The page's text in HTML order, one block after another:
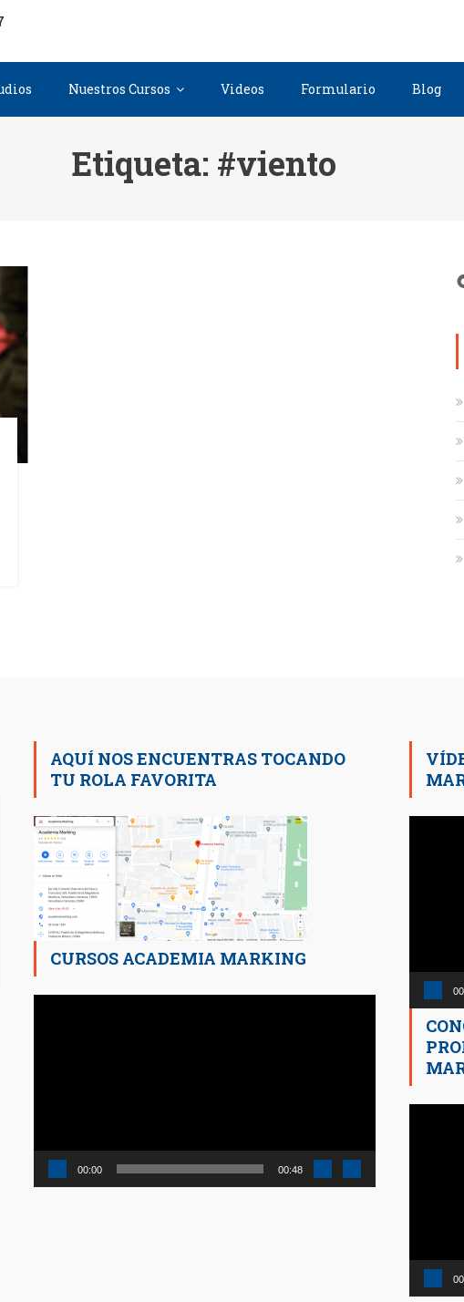
Nuestros Cursos Videos Formulario Blog
Etiqueta: #viento
AQUÍ NOS ENCUENTRAS TOCANDO
TU ROLA FAVORITA
CURSOS ACADEMIA MARKING
00:00 00:48